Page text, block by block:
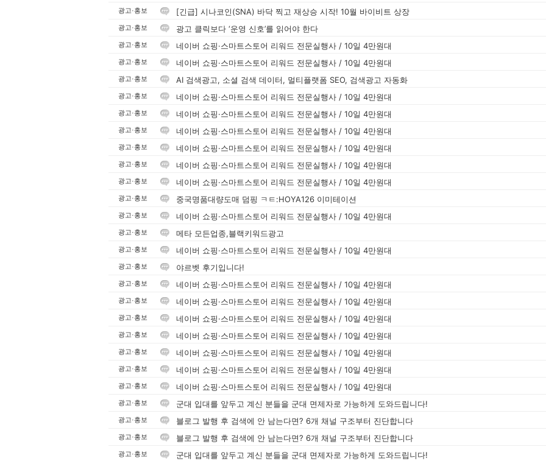
광고·홍보 [긴급] 시나코인(SNA) 바닥 찍고 재상승 시작! 10월 바이비트 상장
광고·홍보 광고 클릭보다 ‘운영 신호’를 읽어야 한다
광고·홍보 네이버 쇼핑·스마트스토어 리워드 전문실행사 / 10일 4만원대
광고·홍보 네이버 쇼핑·스마트스토어 리워드 전문실행사 / 10일 4만원대
광고·홍보 AI 검색광고, 소셜 검색 데이터, 멀티플랫폼 SEO, 검색광고 자동화
광고·홍보 네이버 쇼핑·스마트스토어 리워드 전문실행사 / 10일 4만원대
광고·홍보 네이버 쇼핑·스마트스토어 리워드 전문실행사 / 10일 4만원대
광고·홍보 네이버 쇼핑·스마트스토어 리워드 전문실행사 / 10일 4만원대
광고·홍보 네이버 쇼핑·스마트스토어 리워드 전문실행사 / 10일 4만원대
광고·홍보 네이버 쇼핑·스마트스토어 리워드 전문실행사 / 10일 4만원대
광고·홍보 네이버 쇼핑·스마트스토어 리워드 전문실행사 / 10일 4만원대
광고·홍보 중국명품대량도매 덤핑 ㅋㅌ:HOYA126 이미테이션
광고·홍보 네이버 쇼핑·스마트스토어 리워드 전문실행사 / 10일 4만원대
광고·홍보 메타 모든업종,블랙키워드광고
광고·홍보 네이버 쇼핑·스마트스토어 리워드 전문실행사 / 10일 4만원대
광고·홍보 야르벳 후기입니다!
광고·홍보 네이버 쇼핑·스마트스토어 리워드 전문실행사 / 10일 4만원대
광고·홍보 네이버 쇼핑·스마트스토어 리워드 전문실행사 / 10일 4만원대
광고·홍보 네이버 쇼핑·스마트스토어 리워드 전문실행사 / 10일 4만원대
광고·홍보 네이버 쇼핑·스마트스토어 리워드 전문실행사 / 10일 4만원대
광고·홍보 네이버 쇼핑·스마트스토어 리워드 전문실행사 / 10일 4만원대
광고·홍보 네이버 쇼핑·스마트스토어 리워드 전문실행사 / 10일 4만원대
광고·홍보 네이버 쇼핑·스마트스토어 리워드 전문실행사 / 10일 4만원대
광고·홍보 군대 입대를 앞두고 계신 분들을 군대 면제자로 가능하게 도와드립니다!
광고·홍보 블로그 발행 후 검색에 안 남는다면? 6개 채널 구조부터 진단합니다
광고·홍보 블로그 발행 후 검색에 안 남는다면? 6개 채널 구조부터 진단합니다
광고·홍보 군대 입대를 앞두고 계신 분들을 군대 면제자로 가능하게 도와드립니다!